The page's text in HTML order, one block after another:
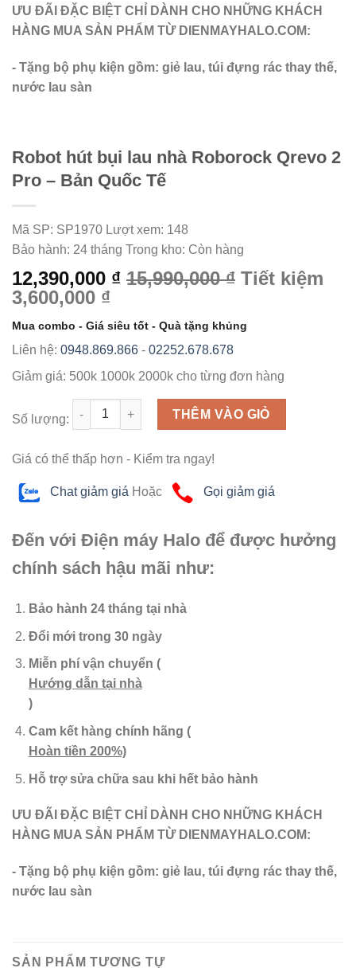
ƯU ĐÃI ĐẶC BIỆT CHỈ DÀNH CHO NHỮNG KHÁCH
HÀNG MUA SẢN PHẨM TỪ DIENMAYHALO.COM:
- Tặng bộ phụ kiện gồm: giẻ lau, túi đựng rác thay thế,
nước lau sàn
Robot hút bụi lau nhà Roborock Qrevo 2
Pro – Bản Quốc Tế
Mã SP: SP1970 Lượt xem: 148
Bảo hành: 24 tháng Trong kho: Còn hàng
12,390,000 ₫ 15,990,000 ₫ Tiết kiệm
3,600,000 ₫
Mua combo - Giá siêu tốt - Quà tặng khủng
Liên hệ: 0948.869.866 - 02252.678.678
Giảm giá: 500k 1000k 2000k cho từng đơn hàng
Số lượng:
Số lượng THÊM VÀO GIỎ
Giá có thể thấp hơn - Kiểm tra ngay!
Chat giảm giá Hoặc Gọi giảm giá
Đến với Điện máy Halo để được hưởng
chính sách hậu mãi như:
Bảo hành 24 tháng tại nhà
Đổi mới trong 30 ngày
Miễn phí vận chuyển (
Hướng dẫn tại nhà
)
Cam kết hàng chính hãng (
Hoàn tiền 200%)
Hỗ trợ sửa chữa sau khi hết bảo hành
ƯU ĐÃI ĐẶC BIỆT CHỈ DÀNH CHO NHỮNG KHÁCH
HÀNG MUA SẢN PHẨM TỪ DIENMAYHALO.COM:
- Tặng bộ phụ kiện gồm: giẻ lau, túi đựng rác thay thế,
nước lau sàn
SẢN PHẨM TƯƠNG TỰ